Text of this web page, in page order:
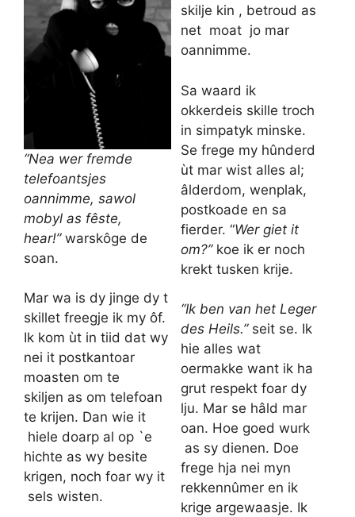
“Nea wer fremde
telefoantsjes
oannimme, sawol
mobyl as fêste,
hear!”warskôge de
soan.
Mar wa is dy jinge dy t
skillet freegje ik my ôf.
Ik kom ùt in tiid dat wy
nei it postkantoar
moasten om te
skiljen as om telefoan
te krijen. Dan wie it
hiele doarp al op `e
hichte as wy besite
krigen, noch foar wy it
sels wisten.
skilje kin , betroud as
net moat jo mar
oannimme.
Sa waard ik
okkerdeis skille troch
in simpatyk minske.
Se frege my hûnderd
ùt mar wist alles al;
âlderdom, wenplak,
postkoade en sa
fierder. “Wer giet it
om?”koe ik er noch
krekt tusken krije.
“Ik ben van het Leger
des Heils.”seit se. Ik
hie alles wat
oermakke want ik ha
grut respekt foar dy
lju. Mar se hâld mar
oan. Hoe goed wurk
as sy dienen. Doe
frege hja nei myn
rekkennûmer en ik
krige argewaasje. Ik